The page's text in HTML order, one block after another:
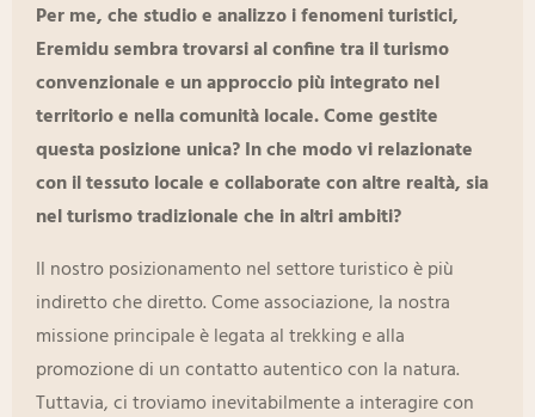
Per me, che studio e analizzo i fenomeni turistici,
Eremidu sembra trovarsi al confine tra il turismo
convenzionale e un approccio più integrato nel
territorio e nella comunità locale. Come gestite
questa posizione unica? In che modo vi relazionate
con il tessuto locale e collaborate con altre realtà, sia
nel turismo tradizionale che in altri ambiti?
Il nostro posizionamento nel settore turistico è più
indiretto che diretto. Come associazione, la nostra
missione principale è legata al trekking e alla
promozione di un contatto autentico con la natura.
Tuttavia, ci troviamo inevitabilmente a interagire con